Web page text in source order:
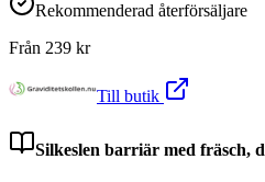
Rekommenderad återförsäljare
Från 239 kr
Till butik
Silkeslen barriär med fräsch,